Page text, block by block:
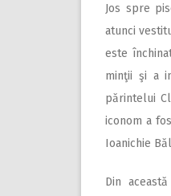
Jos spre
atunci
este
minţii şi a
părintelui
iconom a
Ioanichie
Din